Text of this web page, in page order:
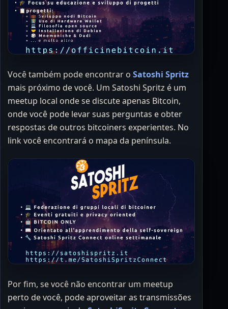
Você também pode encontrar o Satoshi Spritz
mais próximo de você. Um Satoshi Spritz é um
meetup local onde se discute apenas Bitcoin,
onde você pode levar suas perguntas e obter
respostas de outros bitcoiners experientes. No
link você encontrará o mapa da península.
Por fim, se você não encontrar um meetup
perto de você, pode aproveitar as transmissões